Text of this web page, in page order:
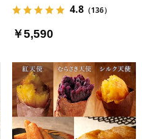
4.8 （136）
￥5,590